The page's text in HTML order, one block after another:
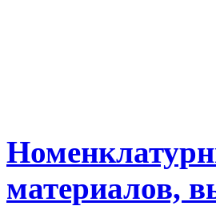
материалов,